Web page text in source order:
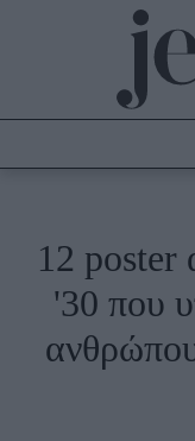
Culture
Fashion
Shopping
Styling Tips
Fashion News
12 poster
'30 που